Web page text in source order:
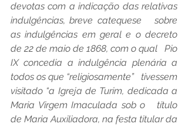
devotas com a indicação das relativas
indulgências, breve catequese   sobre
as indulgências em geral e o decreto
de 22 de maio de 1868, com o qual   Pio
IX concedia a indulgência plenária a
todos os que “religiosamente”   tivessem
visitado “a Igreja de Turim, dedicada a
Maria Virgem Imaculada sob o   título
de Maria Auxiliadora, na festa titular da